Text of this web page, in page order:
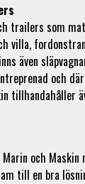
trailers som
villa,
även
och
tillhandahåller
och
till en bra